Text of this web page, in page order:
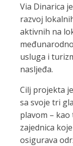
Via Dinarica
razvoj
aktivnih na
usluga i
nasljeđa.
Cilj projekta
sa svoje tri
plavom –
zajednica
osigurava